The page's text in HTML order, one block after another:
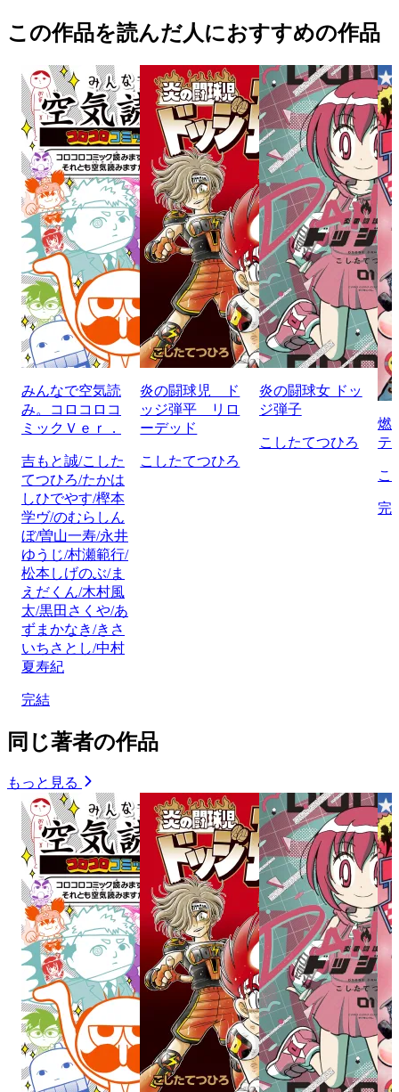
この作品を読んだ人におすすめの作品
みんなで空気読
み。コロコロコ
ミックＶｅｒ．
吉もと誠/こした
てつひろ/たかは
しひでやす/樫本
学ヴ/のむらしん
ぼ/曽山一寿/永井
ゆうじ/村瀬範行/
松本しげのぶ/ま
えだくん/木村風
太/黒田さくや/あ
ずまかなき/きさ
いちさとし/中村
夏寿紀
完結
炎の闘球児 ド
ッジ弾平 リロ
ーデッド
こしたてつひろ
炎の闘球女 ドッ
ジ弾子
こしたてつひろ
燃
テ
こ
完
同じ著者の作品
もっと見る